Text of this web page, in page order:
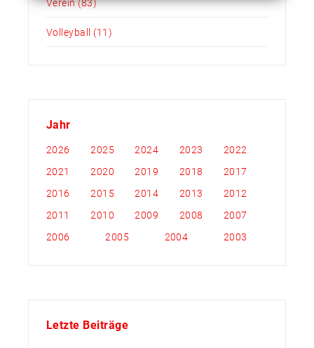
Volleyball (11)
Jahr
2026 2025 2024 2023
2022
2021
2020 2019 2018
2017
2016
2015 2014 2013
2012
2011
2010 2009 2008
2007
2006
2005 2004 2003
Letzte Beiträge